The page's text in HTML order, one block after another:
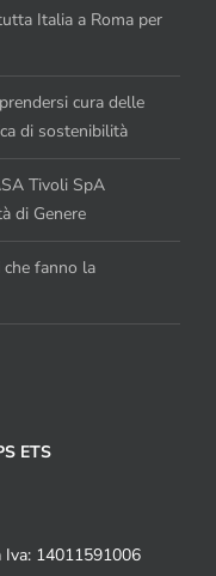
Italia a Roma per
cura delle
di sostenibilità
Tivoli SpA
di Genere
che fanno la
ETS
Iva: 14011591006